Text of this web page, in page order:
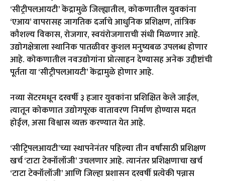
‘सीट्रीपलआयटी’ केंद्रामुळे जिल्ह्यातील, कोकणातील युवकांना
‘एआय’ वापरासह जागतिक दर्जाचे आधुनिक प्रशिक्षण, तांत्रिक
कौशल्य विकास, रोजगार, स्वयंरोजगाराची संधी मिळणार आहे.
उद्योगक्षेत्राला स्थानिक पातळीवर कुशल मनुष्यबळ उपलब्ध होणार
आहे. कोकणातील नवउद्योगांना प्रोत्साहन देण्यासह अनेक उद्दीष्टांची
पूर्तता या ‘सीट्रीपलआयटी’ केंद्रामुळे होणार आहे.
नव्या सेंटरमधून दरवर्षी ३ हजार युवकांना प्रशिक्षित केले जाईल,
त्यातून कोकणात उद्योगपूरक वातावरण निर्माण होण्यास मदत
होईल, असा विश्वास व्यक्त करण्यात येत आहे.
‘सीट्रिपलआयटी’च्या स्थापनेनंतर पहिल्या तीन वर्षांसाठी प्रशिक्षण
खर्च ‘टाटा टेक्नॉलॉजी’ उचलणार आहे. त्यानंतर प्रशिक्षणाचा खर्च
‘टाटा टेक्नॉलॉजी’ आणि जिल्हा प्रशासन दरवर्षी प्रत्येकी पन्नास